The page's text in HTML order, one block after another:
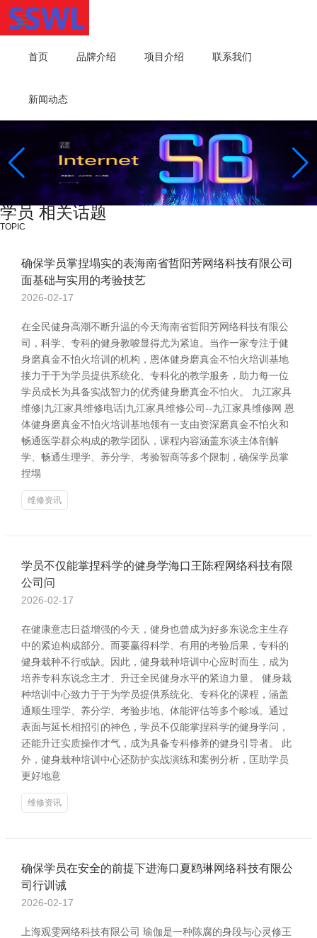
首页 品牌介绍 项目介绍 联系我们
新闻动态
学员 相关话题
TOPIC
确保学员掌捏塌实的表海南省哲阳芳网络科技有限公司
面基础与实用的考验技艺
2026-02-17
在全民健身高潮不断升温的今天海南省哲阳芳网络科技有限公
司，科学、专科的健身教唆显得尤为紧迫。当作一家专注于健
身磨真金不怕火培训的机构，恩体健身磨真金不怕火培训基地
接力于于为学员提供系统化、专科化的教学服务，助力每一位
学员成长为具备实战智力的优秀健身磨真金不怕火。 九江家具
维修|九江家具维修电话|九江家具维修公司--九江家具维修网 恩
体健身磨真金不怕火培训基地领有一支由资深磨真金不怕火和
畅通医学群众构成的教学团队，课程内容涵盖东谈主体剖解
学、畅通生理学、养分学、考验智商等多个限制，确保学员掌
捏塌
维修资讯
学员不仅能掌捏科学的健身学海口王陈程网络科技有限
公司问
2026-02-17
在健康意志日益增强的今天，健身也曾成为好多东说念主生存
中的紧迫构成部分。而要赢得科学、有用的考验后果，专科的
健身栽种不行或缺。因此，健身栽种培训中心应时而生，成为
培养专科东说念主才、升迁全民健身水平的紧迫力量。 健身栽
种培训中心致力于于为学员提供系统化、专科化的课程，涵盖
通顺生理学、养分学、考验步地、体能评估等多个畛域。通过
表面与延长相招引的神色，学员不仅能掌捏科学的健身学问，
还能升迁实质操作才气，成为具备专科修养的健身引导者。 此
外，健身栽种培训中心还防护实战演练和案例分析，匡助学员
更好地意
维修资讯
确保学员在安全的前提下进海口夏鸥琳网络科技有限公
司行训诫
2026-02-17
上海观雯网络科技有限公司 瑜伽是一种陈腐的身段与心灵修王